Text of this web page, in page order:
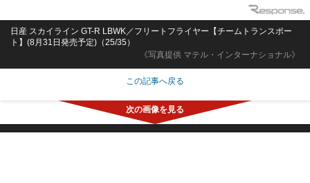
《写真提供 マテル・インターナショナル》
日産 スカイライン GT-R LBWK／フリートフライヤー【チームトランスポー
ト】(8月31日発売予定)（25/35）
この記事へ戻る